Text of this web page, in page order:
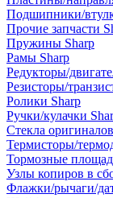
Подшипники/
Прочие запчасти
Пружины Sharp
Рамы Sharp
Редукторы/
Резисторы/
Ролики Sharp
Ручки/кулачки
Стекла
Термисторы/
Тормозные
Узлы копиров в
Флажки/рычаги/